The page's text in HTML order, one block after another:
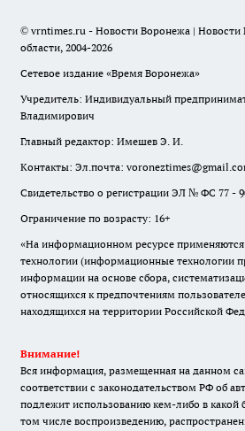
© vrntimes.ru - Новости Воронежа |
области, 2004-2026
Сетевое издание «Время Воронежа»
Учредитель: Индивидуальный
Владимирович
Главный редактор: Имешев Э. И.
Контакты: Эл.почта:
Свидетельство о регистрации ЭЛ № ФС 77 -
Ограничение по возрасту: 16+
«На информационном ресурсе
технологии (информационные технологии
информации на основе сбора,
относящихся к предпочтениям
находящихся на территории Российской
Внимание!
Вся информация, размещенная на данном
соответствии с законодательством РФ об
подлежит использованию кем-либо в
том числе воспроизведению,